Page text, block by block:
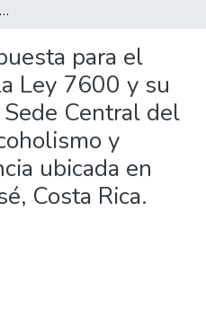
Diagnóstico y propuesta para el cumplimiento de la Ley 7600 y su Reglamento en la Sede Central del Instituto sobre Alcoholismo y Farmacodependencia ubicada en San Pedro, San José, Costa Rica.
para el
Ley 7600 y su
Central del
y
ubicada en
Costa Rica.